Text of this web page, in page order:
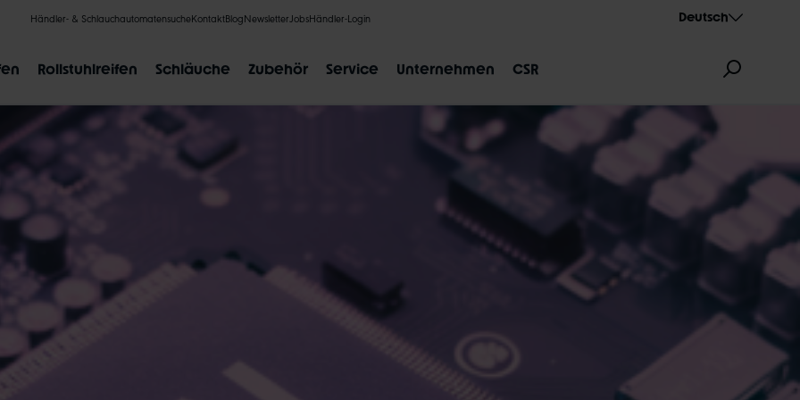
Händler- & SchlauchautomatensucheKontaktBlogNewsletter JobsHändler-Login Deutsch
Rollstuhlreifen Schläuche Zubehör Service Unternehmen CSR
CLIK VALVE RECYCLING UNPLATTBAR GRÖSSENBEZEICHNUNG AEROTHAN ALBERT